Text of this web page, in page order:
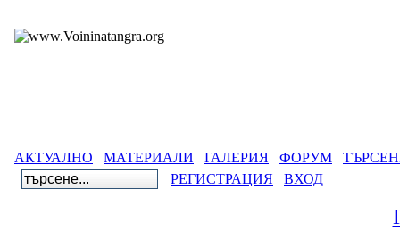
АКТУАЛНО МАТЕРИАЛИ ГАЛЕРИЯ ФОРУМ
РЕГИСТРАЦИЯ
ВХОД